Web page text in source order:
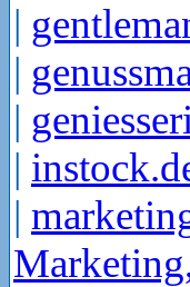
|
|
|
|
|